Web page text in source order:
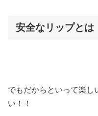
安全なリップとは
でもだからといって楽し
い！！